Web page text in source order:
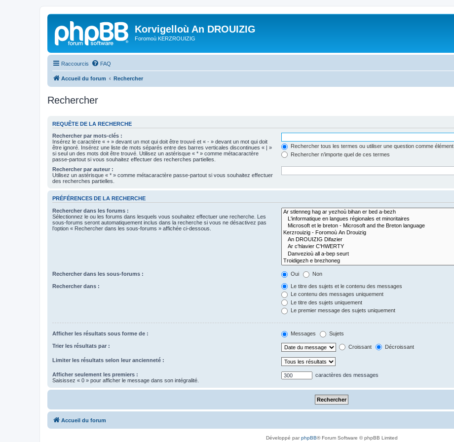
Korvigelloù An DROUIZIG
Foromoù KERZROUIZIG
Raccourcis FAQ
Accueil du forum Rechercher
Rechercher
REQUÊTE DE LA RECHERCHE
Rechercher par mots-clés :
Insérez le caractère « + » devant un mot qui doit être trouvé et « - » devant un mot qui doit
être ignoré. Insérez une liste de mots séparés entre des barres verticales discontinues « | »
si seul un des mots doit être trouvé. Utilisez un astérisque « * » comme métacaractère
passe-partout si vous souhaitez effectuer des recherches partielles.
Rechercher tous les termes ou utiliser une question comme élément
Rechercher n’importe quel de ces termes
Rechercher par auteur :
Utilisez un astérisque « * » comme métacaractère passe-partout si vous souhaitez effectuer
des recherches partielles.
PRÉFÉRENCES DE LA RECHERCHE
Rechercher dans les forums :
Sélectionnez le ou les forums dans lesquels vous souhaitez effectuer une recherche. Les
sous-forums seront automatiquement inclus dans la recherche si vous ne désactivez pas
l’option « Rechercher dans les sous-forums » affichée ci-dessous.
Rechercher dans les sous-forums : Oui Non
Rechercher dans :
Le titre des sujets et le contenu des messages
Le contenu des messages uniquement
Le titre des sujets uniquement
Le premier message des sujets uniquement
Afficher les résultats sous forme de : Messages Sujets
Trier les résultats par : Croissant Décroissant
Limiter les résultats selon leur ancienneté :
Afficher seulement les premiers :
Saisissez « 0 » pour afficher le message dans son intégralité.
caractères des messages
Accueil du forum
Développé parphpBB® Forum Software © phpBB Limited